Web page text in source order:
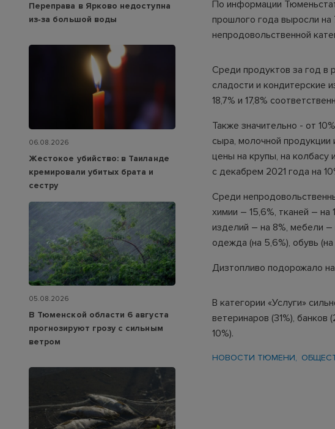
По информации
прошлого года выросли на
непродовольственной
Среди продуктов за год в
сладости и кондитерские
18,7% и 17,8%
Также значительно - от
сыра, молочной продукции
цены на крупы, на
с декабрем 2021 года на
Среди
химии – 15,6%, тканей –
изделий – на 8%, мебели
одежда (на 5,6%), обувь (на
Дизтопливо подорожало
В категории «Услуги»
ветеринаров (31%), банков
10%).
НОВОСТИ ТЮМЕНИ
Переправа в Ярково недоступна
из‑за большой воды
06.08.2026
Жестокое убийство: в Таиланде
кремировали убитых брата и
сестру
05.08.2026
В Тюменской области 6 августа
прогнозируют грозу с сильным
ветром